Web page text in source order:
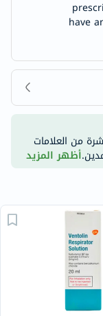
have
من العلامات
أظهر المزيد